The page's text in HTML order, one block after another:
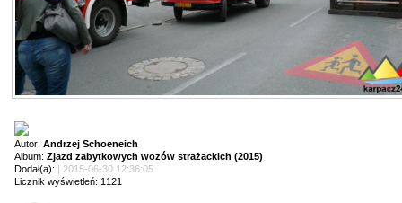
Autor: Andrzej Schoeneich
Album: Zjazd zabytkowych wozów strażackich (2015)
Dodał(a): | 2015-06-30 12:36:05
Licznik wyświetleń: 1121